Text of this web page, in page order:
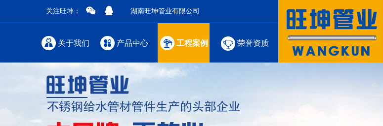
关注旺坤： 湖南旺坤管业有限公司
关于我们 产品中心 工程案例 荣誉资质